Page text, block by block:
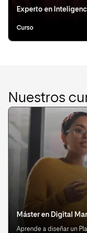
Experto en
Curso
Nuestros
Máster en Digital
Aprende a diseñar un